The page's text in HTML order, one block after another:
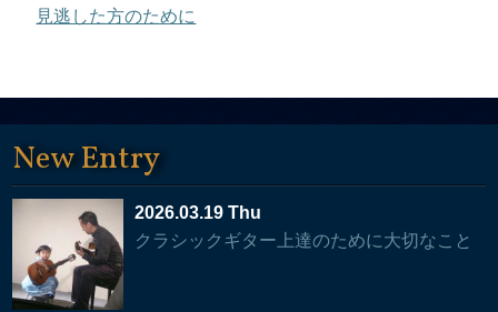
見逃した方のために
New Entry
2026.03.19 Thu
クラシックギター上達のために大切なこと